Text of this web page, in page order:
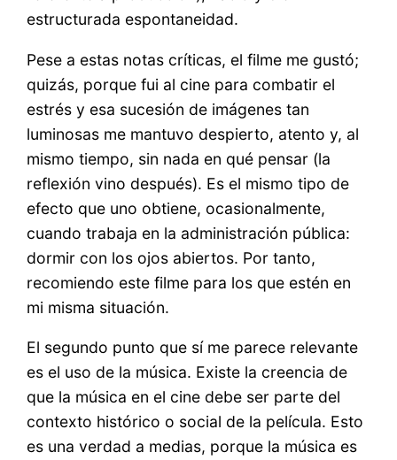
estructurada espontaneidad.
Pese a estas notas críticas, el filme me gustó;
quizás, porque fui al cine para combatir el
estrés y esa sucesión de imágenes tan
luminosas me mantuvo despierto, atento y, al
mismo tiempo, sin nada en qué pensar (la
reflexión vino después). Es el mismo tipo de
efecto que uno obtiene, ocasionalmente,
cuando trabaja en la administración pública:
dormir con los ojos abiertos. Por tanto,
recomiendo este filme para los que estén en
mi misma situación.
El segundo punto que sí me parece relevante
es el uso de la música. Existe la creencia de
que la música en el cine debe ser parte del
contexto histórico o social de la película. Esto
es una verdad a medias, porque la música es